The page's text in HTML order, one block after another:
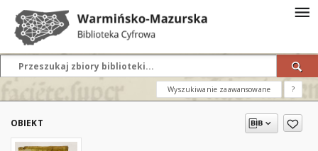
Wyszukiwanie zaawansowane ?
OBIEKT